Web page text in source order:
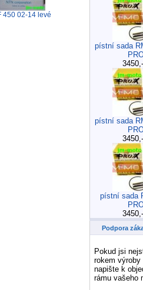
450 02-14 levé
pístní sada
pístní sada
pístní sada
Podpora
Pokud jsi
rokem výroby
napište k
rámu vašeho